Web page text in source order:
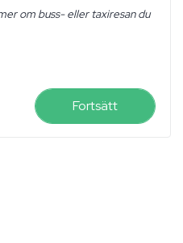
om buss- eller taxiresan du
Fortsätt